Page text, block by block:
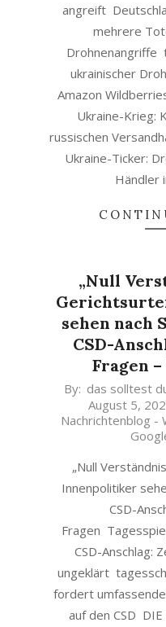
angreift
mehrere
Drohnenangriffe
ukrainischer
Amazon
Ukraine-Krieg:
russischen
Ukraine-Ticker:
Händler
„Null
sehen nach
CSD-
Fragen
2026-
05
By: das solltest
August 5,
Nachrichtenblog -
„Null
Innenpolitiker
CSD-
Fragen
CSD-Anschlag:
ungeklärt
fordert umfassende
auf den CSD DIE